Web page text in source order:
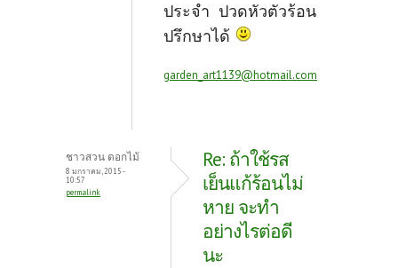
ประจำ ปวดหัวตัวร้อน
ปรึกษาได้
garden_art1139@hotmail.com
ชาวสวน ดอกไม้
8 มกราคม, 2015 -
10:57
permalink
Re: ถ้าใช้รส
เย็นแก้ร้อนไม่
หาย จะทำ
อย่างไรต่อดี
นะ